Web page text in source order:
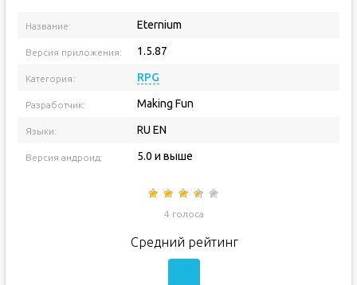
Название: Eternium
Версия приложения: 1.5.87
Категория: RPG
Разработчик: Making Fun
Языки: RU EN
Версия андроид: 5.0 и выше
4 голоса
Средний рейтинг